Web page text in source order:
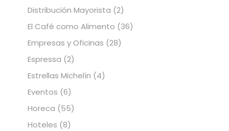
Distribución Mayorista (2)
El Café como Alimento (36)
Empresas y Oficinas (28)
Espressa (2)
Estrellas Michelín (4)
Eventos (6)
Horeca (55)
Hoteles (8)